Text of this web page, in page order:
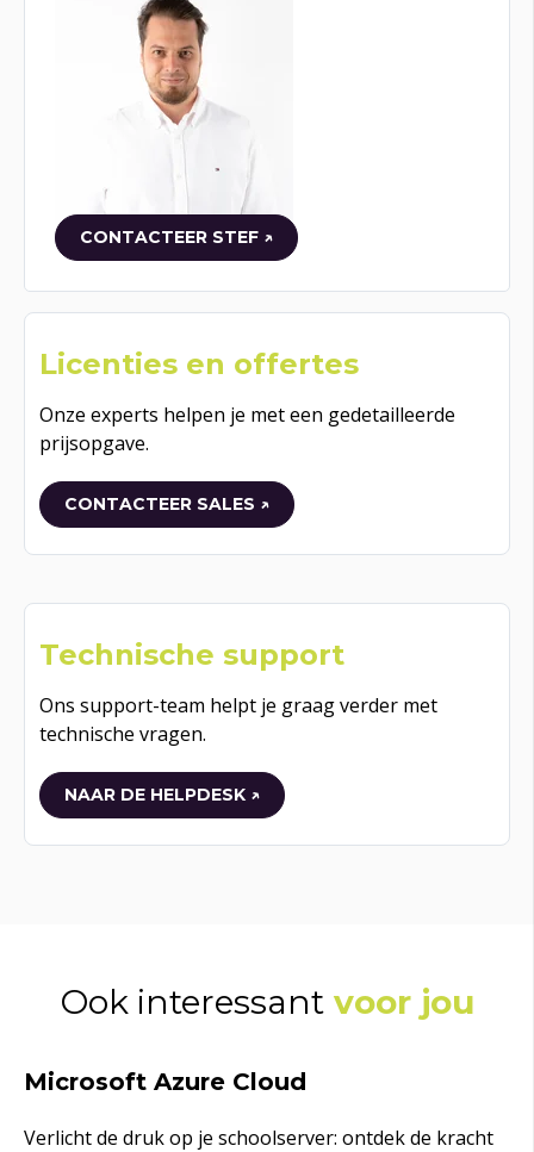
CONTACTEER STEF ↗
Licenties en offertes
Onze experts helpen je met een gedetailleerde
prijsopgave.
CONTACTEER SALES ↗
Technische support
Ons support-team helpt je graag verder met
technische vragen.
NAAR DE HELPDESK ↗
Ook interessant voor jou
Microsoft Azure Cloud
Verlicht de druk op je schoolserver: ontdek de kracht